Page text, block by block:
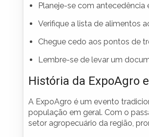
Planeje-se com antecedência
Verifique a lista de alimentos
Chegue cedo aos pontos de
Lembre-se de levar um
História da ExpoAgro
A ExpoAgro é um evento
população em geral. Com o
setor agropecuário da região,